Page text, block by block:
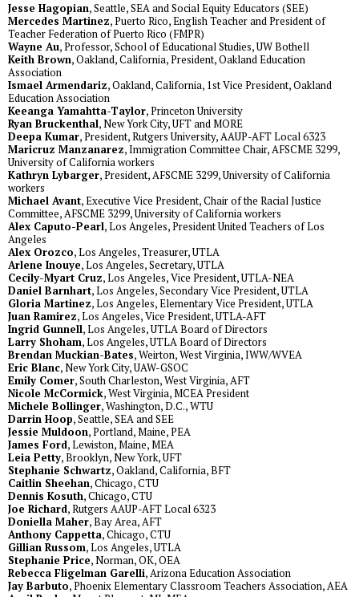
Jesse Hagopian, Seattle, SEA and Social Equity Educators (SEE)
Mercedes Martinez, Puerto Rico, English Teacher and President of
Teacher Federation of Puerto Rico (FMPR)
Wayne Au, Professor, School of Educational Studies, UW Bothell
Keith Brown, Oakland, California, President, Oakland Education
Association
Ismael Armendariz, Oakland, California, 1st Vice President, Oakland
Education Association
Keeanga Yamahtta-Taylor, Princeton University
Ryan Bruckenthal, New York City, UFT and MORE
Deepa Kumar, President, Rutgers University, AAUP-AFT Local 6323
Maricruz Manzanarez, Immigration Committee Chair, AFSCME 3299,
University of California workers
Kathryn Lybarger, President, AFSCME 3299, University of California
workers
Michael Avant, Executive Vice President, Chair of the Racial Justice
Committee, AFSCME 3299, University of California workers
Alex Caputo-Pearl, Los Angeles, President United Teachers of Los
Angeles
Alex Orozco, Los Angeles, Treasurer, UTLA
Arlene Inouye, Los Angeles, Secretary, UTLA
Cecily-Myart Cruz, Los Angeles, Vice President, UTLA-NEA
Daniel Barnhart, Los Angeles, Secondary Vice President, UTLA
Gloria Martinez, Los Angeles, Elementary Vice President, UTLA
Juan Ramirez, Los Angeles, Vice President, UTLA-AFT
Ingrid Gunnell, Los Angeles, UTLA Board of Directors
Larry Shoham, Los Angeles, UTLA Board of Directors
Brendan Muckian-Bates, Weirton, West Virginia, IWW/WVEA
Eric Blanc, New York City, UAW-GSOC
Emily Comer, South Charleston, West Virginia, AFT
Nicole McCormick, West Virginia, MCEA President
Michele Bollinger, Washington, D.C., WTU
Darrin Hoop, Seattle, SEA and SEE
Jessie Muldoon, Portland, Maine, PEA
James Ford, Lewiston, Maine, MEA
Leia Petty, Brooklyn, New York, UFT
Stephanie Schwartz, Oakland, California, BFT
Caitlin Sheehan, Chicago, CTU
Dennis Kosuth, Chicago, CTU
Joe Richard, Rutgers AAUP-AFT Local 6323
Doniella Maher, Bay Area, AFT
Anthony Cappetta, Chicago, CTU
Gillian Russom, Los Angeles, UTLA
Stephanie Price, Norman, OK, OEA
Rebecca Fligelman Garelli, Arizona Education Association
Jay Barbuto, Phoenix Elementary Classroom Teachers Association, AEA